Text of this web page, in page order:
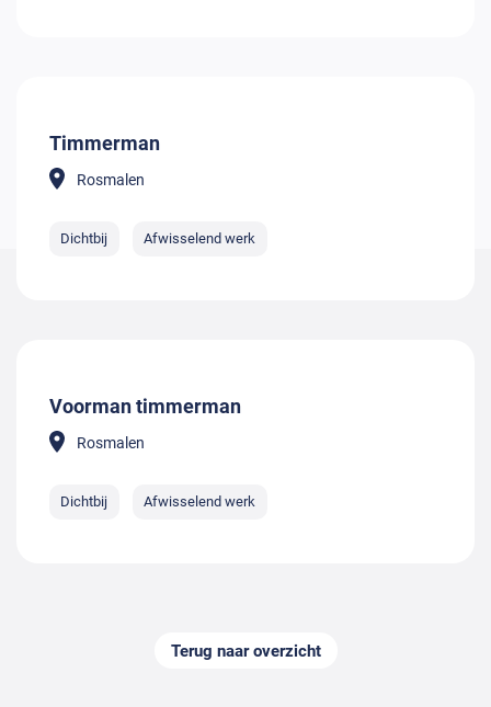
Timmerman
Rosmalen
Dichtbij Afwisselend werk
Voorman timmerman
Rosmalen
Dichtbij Afwisselend werk
Terug naar overzicht